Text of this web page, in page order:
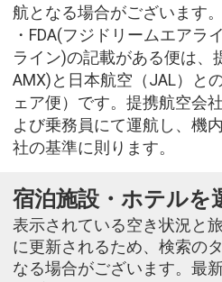
航となる場合がございます。
・FDA(フジドリームエアラ
ライン)の記載がある便は、
AMX)と日本航空（JAL）と
ェア便）です。提携航空会
よび乗務員にて運航し、機
社の基準に則ります。
宿泊施設・ホテルを
表示されている空き状況と
に更新されるため、検索の
なる場合がございます。最